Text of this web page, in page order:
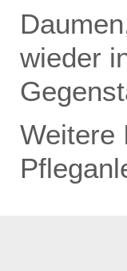
wieder
Weitere